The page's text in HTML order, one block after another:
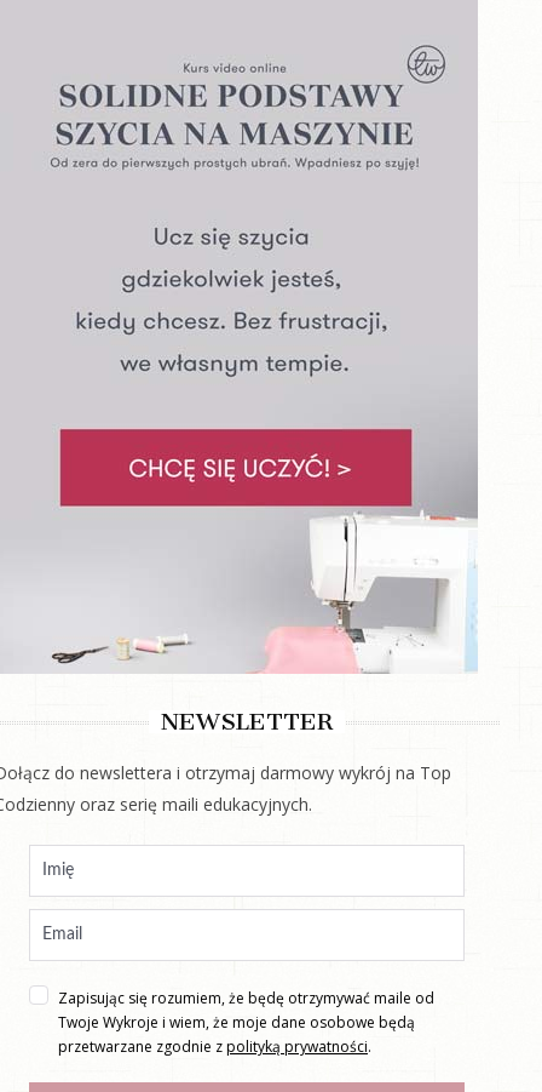
NEWSLETTER
do newslettera i otrzymaj darmowy wykrój na Top
oraz serię maili edukacyjnych.
Zapisując się rozumiem, że będę otrzymywać maile od
Twoje Wykroje i wiem, że moje dane osobowe będą
przetwarzane zgodnie zpolityką prywatności.